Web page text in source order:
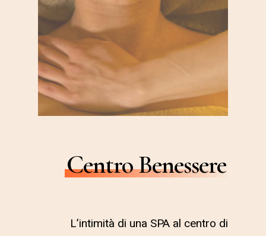
Centro Benessere
L’intimità di una SPA al centro di